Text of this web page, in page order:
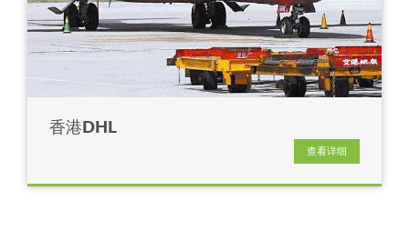
香港DHL
查看详细